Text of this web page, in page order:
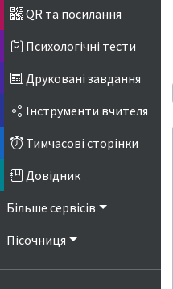
QR та посилання
Психологічні тести
Друковані завдання
Інструменти вчителя
Тимчасові сторінки
Довідник
Більше сервісів
Пісочниця